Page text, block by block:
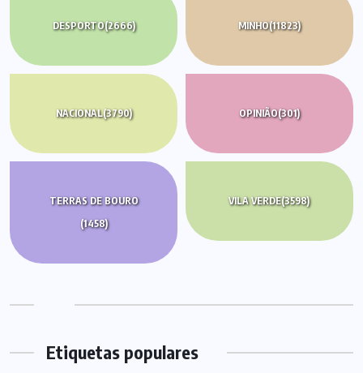
DESPORTO(2666) MINHO(11823)
NACIONAL(3790) OPINIÃO(301)
TERRAS DE BOURO
(1458)
VILA VERDE(3598)
Etiquetas populares